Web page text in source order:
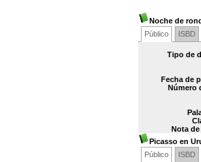
Noche de
Público
ISBD
Tipo de
Fecha de
Número
Nota
Picasso en
Público
ISBD